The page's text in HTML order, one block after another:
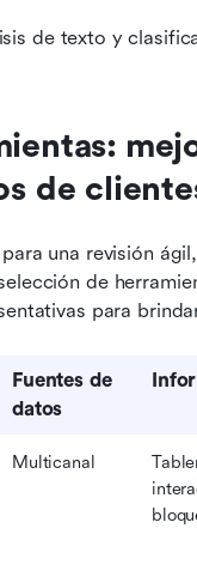
de texto y
de
una revisión
de
para
Fuentes de
datos
Multicanal